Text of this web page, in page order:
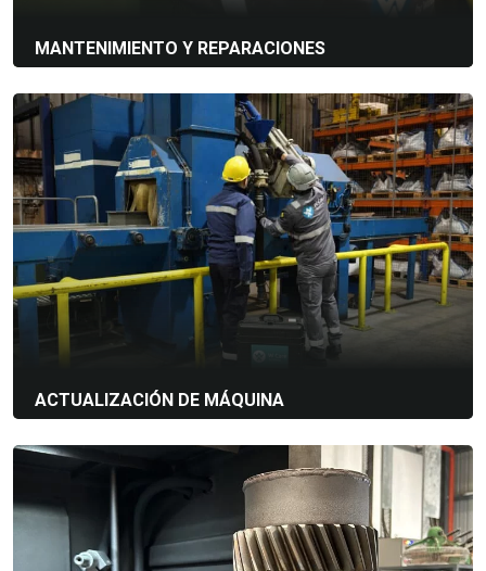
MANTENIMIENTO Y REPARACIONES
damos servicio a su equipo con intervenciones programadas
o según sus necesidades. Nuestros servicios también
incluyen reemplazo de piezas y contratos de servicio anual.
Mantenimiento preventivo y correctivo
Inspección planificada de equipos
Reemplazo de piezas
Ver más detalles
ACTUALIZACIÓN DE MÁQUINA
a una instalación existente? Estamos listos para guiarlo y
ayudarlo a elegir la solución más eficiente. ¡Preparemos
juntos el mañana!
Análisis de máquinas
Definición de sus necesidades